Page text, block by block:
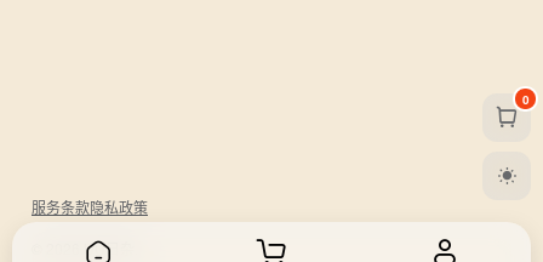
服务条款隐私政策
© 2026 UU日杂.
0